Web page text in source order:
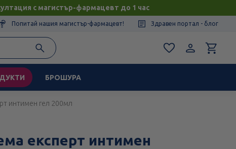
с магистър-фармацевт до 1 час
Попитай нашия магистър-фармацевт! Здравен портал - блог
БРОШУРА
интимен гел 200мл
експерт интимен